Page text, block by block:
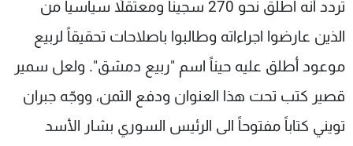
تردد أنه اطلق نحو 270 سجيناً ومعتقلاً سياسياً من
الذين عارضوا اجراءاته وطالبوا باصلاحات تحقيقاً لربيع
موعود أطلق عليه حيناً اسم "ربيع دمشق". ولعل سمير
قصير كتب تحت هذا العنوان ودفع الثمن، ووجّه جبران
تويني كتاباً مفتوحاً الى الرئيس السوري بشار الأسد
الترددات
الإنـتـاج
لاعلاناتكم
وظائف
تواصل معنا
شروط الإسـتخدام
سياسة الخصوصية